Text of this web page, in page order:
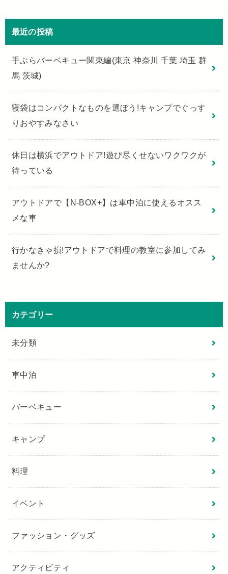
最近の投稿
手ぶらバーベキュー関東編(東京 神奈川 千葉 埼玉 群
馬 茨城)
寝袋はコンパクトなものを選ぼう!キャンプでぐっす
りおやすみなさい
休日は横浜でアウトドア!遊び尽くせないワクワクが
待っている
アウトドアで【N-BOX+】は車中泊に使えるオスス
メな車
行かなきゃ損!アウトドアで料理の教室に参加してみ
ませんか?
カテゴリー
未分類
車中泊
バーベキュー
キャンプ
料理
イベント
ファッション・グッズ
アクティビティ